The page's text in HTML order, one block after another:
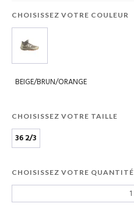
CHOISISSEZ VOTRE COULEUR
BEIGE/BRUN/ORANGE
CHOISISSEZ VOTRE TAILLE
36 2/3
CHOISISSEZ VOTRE QUANTITÉ